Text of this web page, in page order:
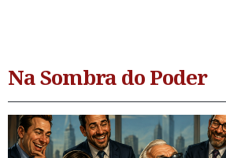
Na Sombra do Poder